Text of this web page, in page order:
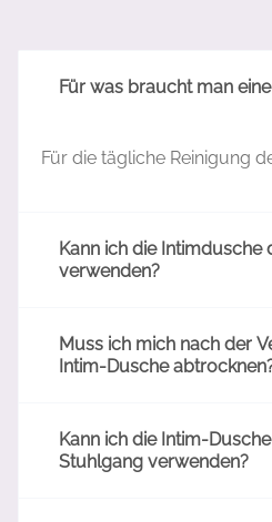
Für was braucht man
Für die tägliche Reinigung
Kann ich die Intimdusche
verwenden?
Muss ich mich nach der
Intim-Dusche
Kann ich die Intim-
Stuhlgang verwenden?